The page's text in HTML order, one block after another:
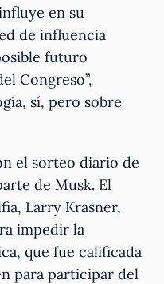
en su
de influencia
futuro
Congreso”,
sí, pero sobre
el sorteo diario de
de Musk. El
Larry Krasner,
impedir la
que fue calificada
para participar del